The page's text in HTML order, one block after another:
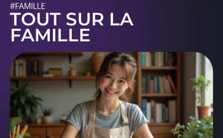
#FAMILLE
TOUT SUR LA
FAMILLE